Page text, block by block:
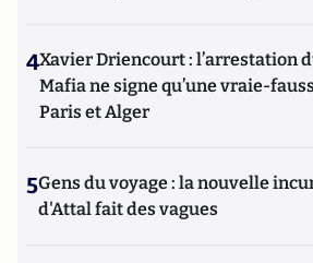
4Xavier Driencourt : l’arrestation
Mafia ne signe qu’une vraie-
Paris et Alger
5Gens du voyage : la nouvelle
d'Attal fait des vagues